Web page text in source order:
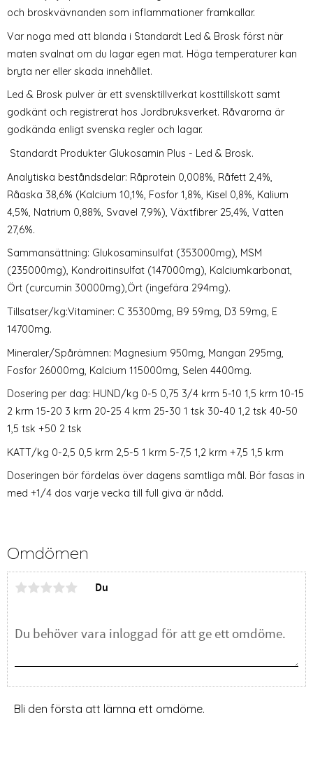
och broskvävnanden som inflammationer framkallar.
Var noga med att blanda i Standardt Led & Brosk först när
maten svalnat om du lagar egen mat. Höga temperaturer kan
bryta ner eller skada innehållet.
Led & Brosk pulver är ett svensktillverkat kosttillskott samt
godkänt och registrerat hos Jordbruksverket. Råvarorna är
godkända enligt svenska regler och lagar.
Standardt Produkter Glukosamin Plus - Led & Brosk.
Analytiska beståndsdelar: Råprotein 0,008%, Råfett 2,4%,
Råaska 38,6% (Kalcium 10,1%, Fosfor 1,8%, Kisel 0,8%, Kalium
4,5%, Natrium 0,88%, Svavel 7,9%), Växtfibrer 25,4%, Vatten
27,6%.
Sammansättning: Glukosaminsulfat (353000mg), MSM
(235000mg), Kondroitinsulfat (147000mg), Kalciumkarbonat,
Ört (curcumin 30000mg),Ört (ingefära 294mg).
Tillsatser/kg:Vitaminer: C 35300mg, B9 59mg, D3 59mg, E
14700mg.
Mineraler/Spårämnen: Magnesium 950mg, Mangan 295mg,
Fosfor 26000mg, Kalcium 115000mg, Selen 4400mg.
Dosering per dag: HUND/kg 0-5 0,75 3/4 krm 5-10 1,5 krm 10-15
2 krm 15-20 3 krm 20-25 4 krm 25-30 1 tsk 30-40 1,2 tsk 40-50
1,5 tsk +50 2 tsk
KATT/kg 0-2,5 0,5 krm 2,5-5 1 krm 5-7,5 1,2 krm +7,5 1,5 krm
Doseringen bör fördelas över dagens samtliga mål. Bör fasas in
med +1/4 dos varje vecka till full giva är nådd.
Omdömen
Du
Bli den första att lämna ett omdöme.